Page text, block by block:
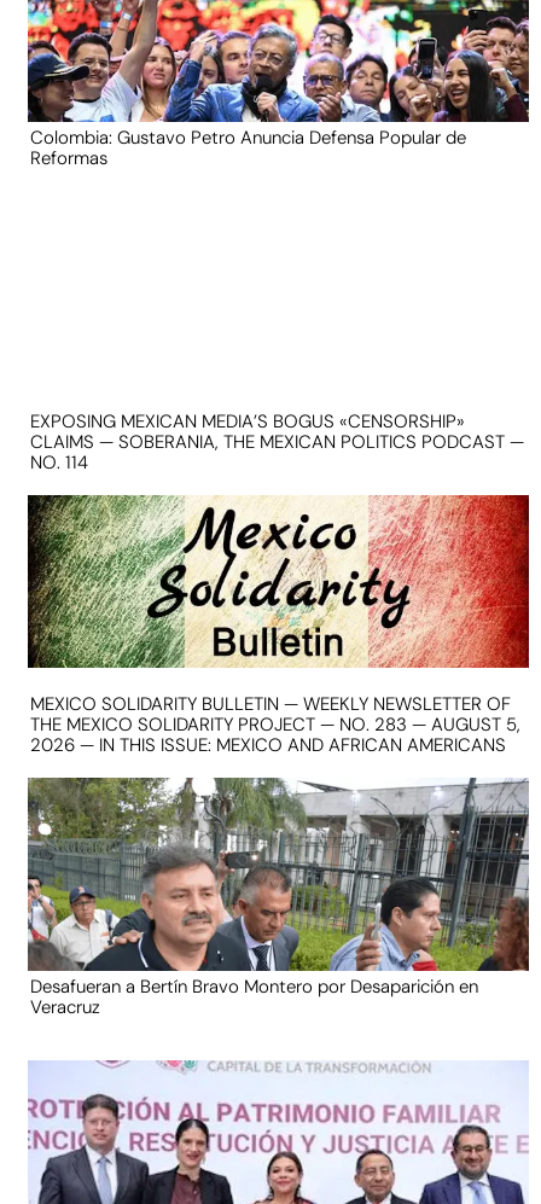
Colombia: Gustavo Petro Anuncia Defensa Popular de
Reformas
EXPOSING MEXICAN MEDIA’S BOGUS «CENSORSHIP»
CLAIMS — SOBERANIA, THE MEXICAN POLITICS PODCAST —
NO. 114
MEXICO SOLIDARITY BULLETIN — WEEKLY NEWSLETTER OF
THE MEXICO SOLIDARITY PROJECT — NO. 283 — AUGUST 5,
2026 — IN THIS ISSUE: MEXICO AND AFRICAN AMERICANS
Desafueran a Bertín Bravo Montero por Desaparición en
Veracruz